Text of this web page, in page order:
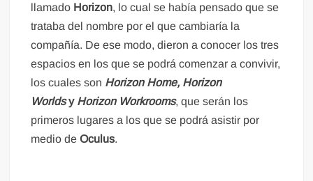
llamado Horizon, lo cual se había pensado que se
trataba del nombre por el que cambiaría la
compañía. De ese modo, dieron a conocer los tres
espacios en los que se podrá comenzar a convivir,
los cuales son Horizon Home, Horizon
Worldsy Horizon Workrooms, que serán los
primeros lugares a los que se podrá asistir por
medio deOculus.